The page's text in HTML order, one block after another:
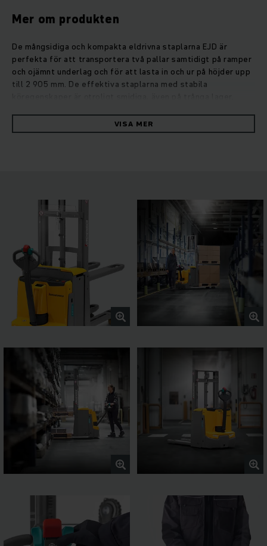
Mer om produkten
De mångsidiga och kompakta eldrivna staplarna EJD är
perfekta för att transportera två pallar samtidigt på ramper
och ojämnt underlag och för att lasta in och ur på höjder upp
till 2 905 mm. De effektiva staplarna med stabila
så snabb som traditionella truckar. Intelligenta
assistanssystem, lång säkerhetsstyrarm med 4-stegs
körprogram som kan väljas flexibelt och en känslig
proportionalhydraulik för kontrollerad lyftning och sänkning
som standard gör det möjligt att arbeta bekvämt.
VISA MER